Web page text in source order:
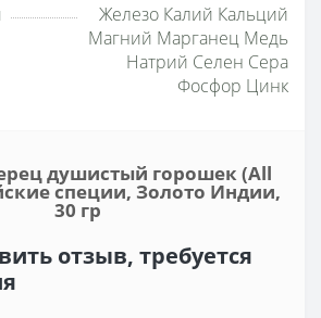
Железо Калий Кальций
Магний Марганец Медь
Натрий Селен Сера
Фосфор Цинк
душистый горошек (All
специи, Золото Индии,
30 гр
отзыв, требуется